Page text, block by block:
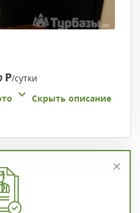
Р/сутки
Скрыть описание